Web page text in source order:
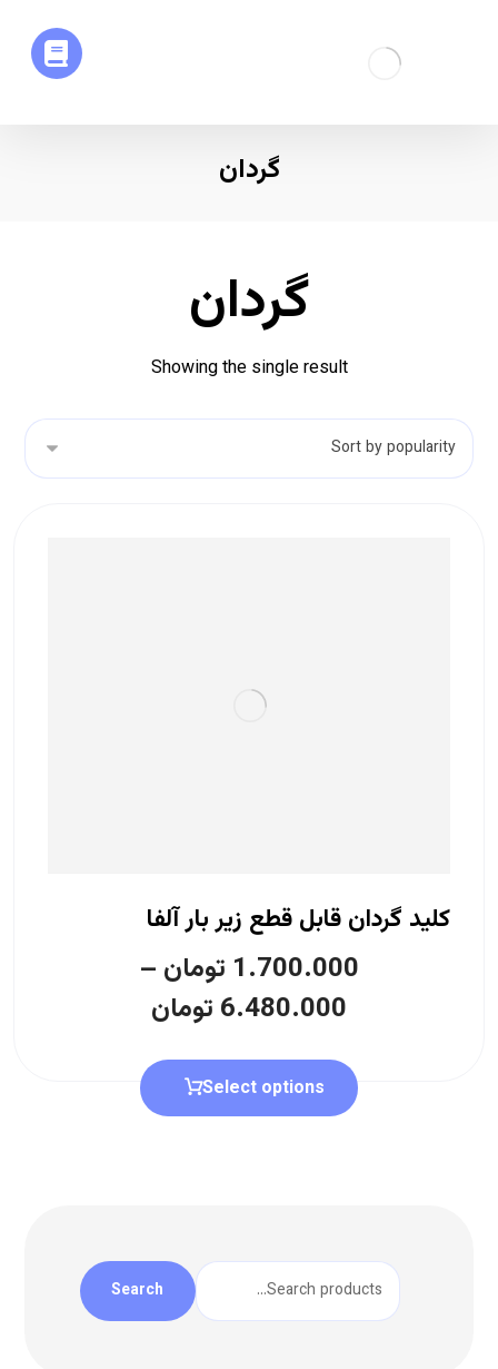
گردان
گردان
Showing the single result
کلید گردان قابل قطع زیر بار آلفا
1.700.000 تومان –
6.480.000 تومان
Select options
Search